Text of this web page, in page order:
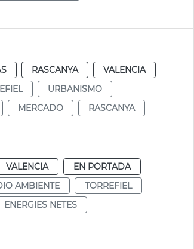
RASCANYA
VALENCIA
URBANISMO
MERCADO RASCANYA
VALENCIA
EN PORTADA
AMBIENTE
TORREFIEL
ENERGIES NETES